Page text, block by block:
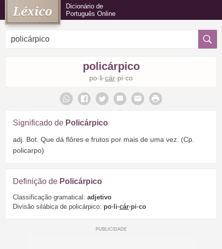
Dicionário de
Português Online
policárpico
po·li·cár·pi·co
Significado de Policárpico
adj. Bot. Que dá flôres e frutos por mais de uma vez. (Cp.
policarpo)
Definição de Policárpico
Classificação gramatical: adjetivo
Divisão silábica de policárpico: po·li·cár·pi·co